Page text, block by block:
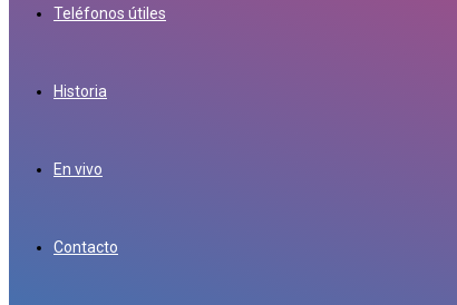
Teléfonos útiles
Historia
En vivo
Contacto